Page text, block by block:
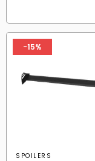
-15%
SPOILERS